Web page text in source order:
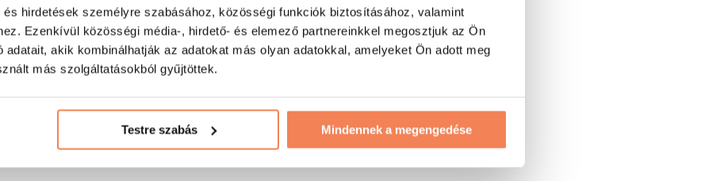
hirdetések személyre szabásához, közösségi funkciók biztosításához, valamint
Ezenkívül közösségi média-, hirdető- és elemező partnereinkkel megosztjuk az Ön
adatait, akik kombinálhatják az adatokat más olyan adatokkal, amelyeket Ön adott meg
más szolgáltatásokból gyűjtöttek.
Testre szabás Mindennek a megengedése